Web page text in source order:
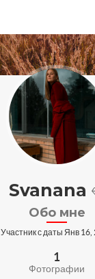
Svanana
Обо мне
Участник с даты Янв 16,
1
Фотографии